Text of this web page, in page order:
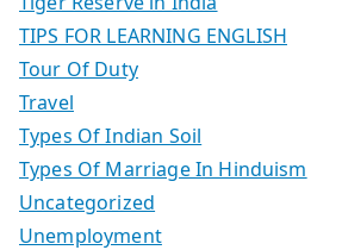
TIPS FOR LEARNING ENGLISH
Tour Of Duty
Travel
Types Of Indian Soil
Types Of Marriage In Hinduism
Uncategorized
Unemployment